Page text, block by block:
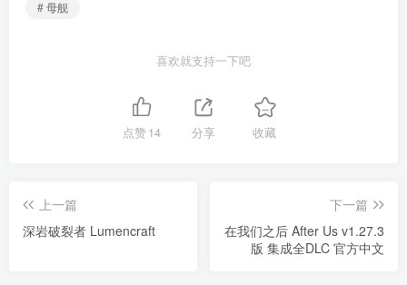
# 母舰
喜欢就支持一下吧
点赞14 分享 收藏
上一篇
深岩破裂者 Lumencraft
下一篇
在我们之后 After Us v1.27.3
版 集成全DLC 官方中文